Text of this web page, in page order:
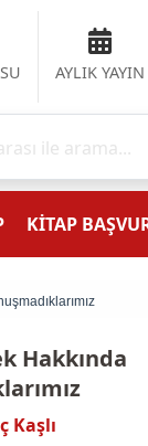
AYLIK YAYIN
KİTAP
Hakkında
Kaşlı